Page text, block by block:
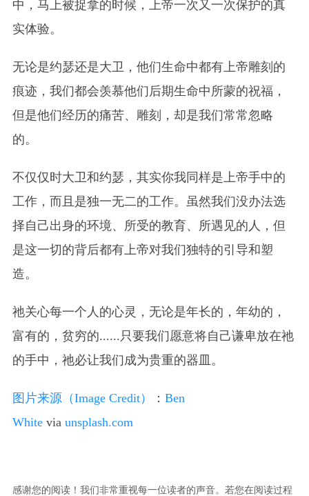
中，马上被捉拿的时候，上帝一次又一次保护的真
实体验。
无论是约瑟还是大卫，他们生命中都有上帝雕刻的
痕迹，我们都会羡慕他们后期生命中所蒙的祝福，
但是他们经历的痛苦、雕刻，却是我们常常忽略
的。
不仅仅时大卫和约瑟，其实你我同样是上帝手中的
工作，而且是独一无二的工作。虽然我们没办法选
择自己出身的环境、所受的教育、所遇见的人，但
是这一切的背后都有上帝对我们独特的引导和塑
造。
祂关心每一个人的心灵，无论是年长的，年幼的，
富有的，贫穷的......只要我们愿意将自己谦卑放在祂
的手中，祂必让我们成为贵重的器皿。
图片来源（Image Credit） ： Ben
Whitevia unsplash.com
感谢您的阅读！我们非常重视每一位读者的声音。若您在阅读过程